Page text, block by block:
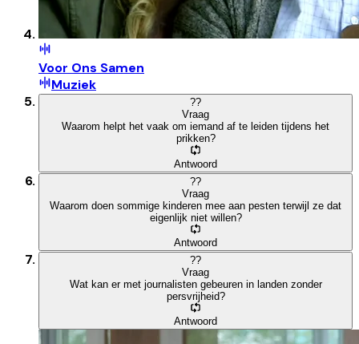
Voor Ons Samen
Muziek
??
Vraag
Waarom helpt het vaak om iemand af te leiden tijdens het
prikken?
Antwoord
??
Vraag
Waarom doen sommige kinderen mee aan pesten terwijl ze dat
eigenlijk niet willen?
Antwoord
??
Vraag
Wat kan er met journalisten gebeuren in landen zonder
persvrijheid?
Antwoord